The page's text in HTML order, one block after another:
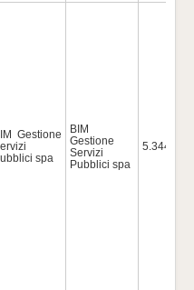
Gestione
spa
BIM
Gestione
Servizi
Pubblici spa